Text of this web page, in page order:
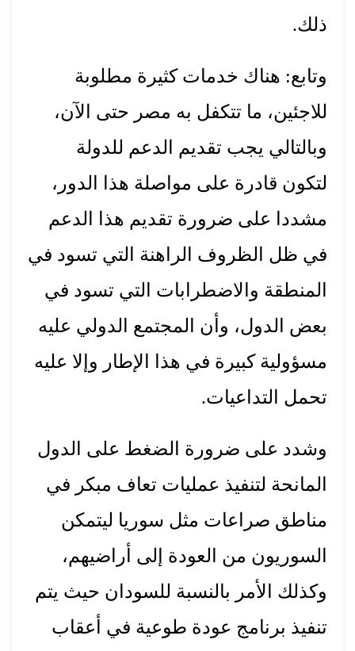
ذلك.
وتابع: هناك خدمات كثيرة مطلوبة
للاجئين، ما تتكفل به مصر حتى الآن،
وبالتالي يجب تقديم الدعم للدولة
لتكون قادرة على مواصلة هذا الدور،
مشددا على ضرورة تقديم هذا الدعم
في ظل الظروف الراهنة التي تسود في
المنطقة والاضطرابات التي تسود في
بعض الدول، وأن المجتمع الدولي عليه
مسؤولية كبيرة في هذا الإطار وإلا عليه
تحمل التداعيات.
وشدد على ضرورة الضغط على الدول
المانحة لتنفيذ عمليات تعاف مبكر في
مناطق صراعات مثل سوريا ليتمكن
السوريون من العودة إلى أراضيهم،
وكذلك الأمر بالنسبة للسودان حيث يتم
تنفيذ برنامج عودة طوعية في أعقاب